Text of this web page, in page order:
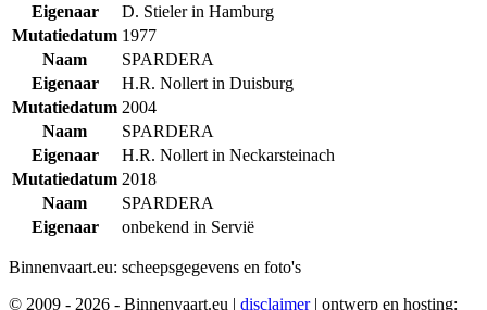
Eigenaar
D. Stieler in Hamburg
Mutatiedatum 1977
Naam
SPARDERA
Eigenaar
H.R. Nollert in Duisburg
Mutatiedatum 2004
Naam
SPARDERA
Eigenaar
H.R. Nollert in Neckarsteinach
Mutatiedatum 2018
Naam
SPARDERA
Eigenaar
onbekend in Servië
Binnenvaart.eu: scheepsgegevens en foto's
© 2009 - 2026 - Binnenvaart.eu | disclaimer | ontwerp en hosting: